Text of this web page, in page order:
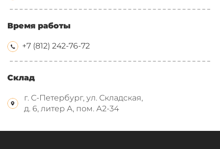
Время работы
+7 (812) 242-76-72
Склад
г. С-Петербург, ул. Складская,
д. 6, литер А, пом. А2-34